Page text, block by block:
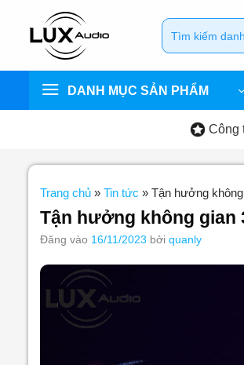
dung
Tìm
kiếm:
DANH MỤC SẢN PHẨM
Công
Trang chủ» Tin tức » Tận hưởng
Tận hưởng không gian
Đăng vào 16/11/2023 bởi quanly